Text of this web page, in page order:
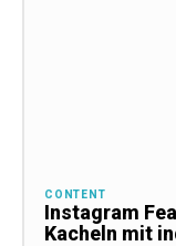
CONTENT
Instagram
Kacheln mit